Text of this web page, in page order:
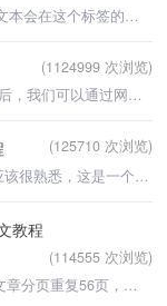
HTML换行标签：<BR/>br 是换行(Break)的缩写。文本会在这个标签的地方换行。在HTML代码里直接换行
(1124999 次浏览)
使用wordpress建网站，安装好了wordpress程序之后，我们可以通过网站后台修改网站标题。下面学做网站论坛就
(125710 次浏览)
熟悉Wordpress的朋友对SEO插件All in One SEO应该很熟悉，这是一个对SEO很有帮助的插件。但是这个插件如果
(114555 次浏览)
在使用谷歌管理员工具时发现wordpress博客列表文章分页重复56页，肯定是对seo十 分不利。我们都知道，w